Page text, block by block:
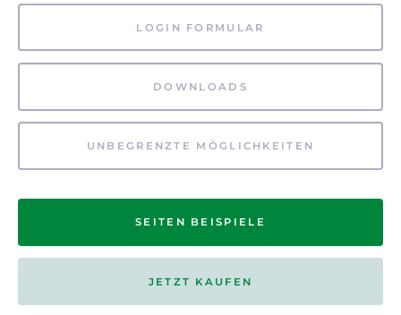
LOGIN FORMULAR
DOWNLOADS
UNBEGRENZTE MÖGLICHKEITEN
SEITEN BEISPIELE
JETZT KAUFEN